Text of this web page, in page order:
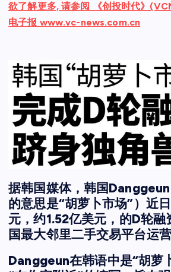
欲了解更多, 请参阅 《创投时代》
电子报 www.vc-news.com.cn
据韩国媒体，韩国
的意思是“胡萝卜市场”）近
元，约1.52亿美元，的D轮
国最大邻里二手交易平台运营
Danggeun在韩语中是“胡萝